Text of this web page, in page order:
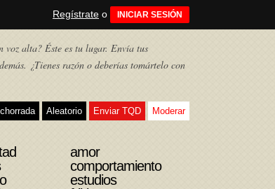
Regístrate o INICIAR SESIÓN
voz alta? Éste es tu lugar. Envía tus
¿Tienes razón o deberías tomártelo con
Aleatorio Enviar TQD Moderar
amor
comportamiento
estudios